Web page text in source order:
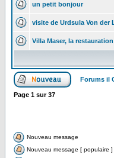
un petit bonjour
visite de Urdsula Von der
Villa Maser, la
Forums il
Page 1 sur37
Nouveau message
Nouveau message [ populaire ]